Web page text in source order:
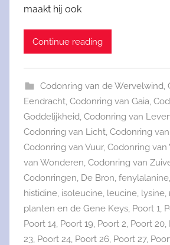
maakt hij ook
Continue reading
Codonring van de Wervelwind,
Eendracht, Codonring van Gaia,
Goddelijkheid, Codonring van
Codonring van Licht, Codonring
Codonring van Vuur, Codonring van
van Wonderen, Codonring van
Codonringen, De Bron, fenylalanine,
histidine, isoleucine, leucine, lysine,
planten en de Gene Keys, Poort 1,
Poort 14, Poort 19, Poort 2, Poort 20,
23, Poort 24, Poort 26, Poort 27,